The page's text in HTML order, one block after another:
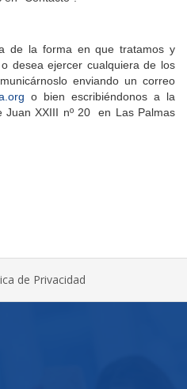
de la forma en que tratamos y
desea ejercer cualquiera de los
enviando un correo
o bien escribiéndonos a la
Juan XXIII nº 20
en Las Palmas
de Privacidad